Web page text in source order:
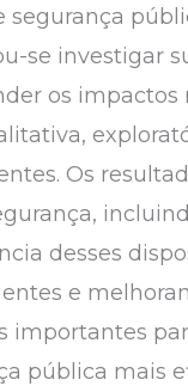
segurança
se investigar
os
Os
desses
e
importantes
pública mais